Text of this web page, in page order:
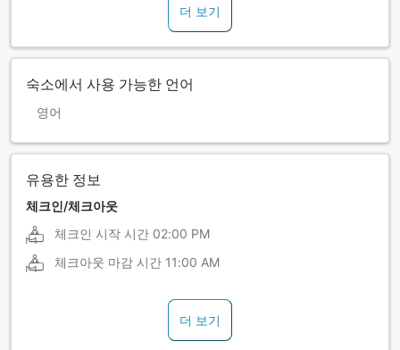
더 보기
숙소에서 사용 가능한 언어
영어
유용한 정보
체크인/체크아웃
체크인 시작 시간 02:00 PM
체크아웃 마감 시간 11:00 AM
더 보기